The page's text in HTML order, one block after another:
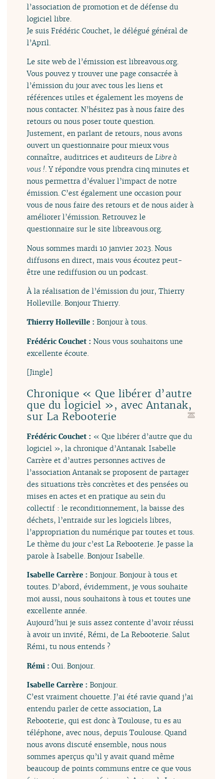
l’association de promotion et de défense du
logiciel libre.
Je suis Frédéric Couchet, le délégué général de
l’April.
Le site web de l’émission est libreavous.org.
Vous pouvez y trouver une page consacrée à
l’émission du jour avec tous les liens et
références utiles et également les moyens de
nous contacter. N’hésitez pas à nous faire des
retours ou nous poser toute question.
Justement, en parlant de retours, nous avons
ouvert un questionnaire pour mieux vous
connaître, auditrices et auditeurs deLibre à
vous !. Y répondre vous prendra cinq minutes et
nous permettra d’évaluer l’impact de notre
émission. C’est également une occasion pour
vous de nous faire des retours et de nous aider à
améliorer l’émission. Retrouvez le
questionnaire sur le site libreavous.org.
Nous sommes mardi 10 janvier 2023. Nous
diffusons en direct, mais vous écoutez peut-
être une rediffusion ou un podcast.
À la réalisation de l’émission du jour, Thierry
Holleville. Bonjour Thierry.
Thierry Holleville :Bonjour à tous.
Frédéric Couchet :Nous vous souhaitons une
excellente écoute.
[Jingle]
Chronique « Que libérer d’autre
que du logiciel », avec Antanak,
sur La Rebooterie
Frédéric Couchet : « Que libérer d’autre que du
logiciel », la chronique d’Antanak. Isabelle
Carrère et d’autres personnes actives de
l’association Antanak se proposent de partager
des situations très concrètes et des pensées ou
mises en actes et en pratique au sein du
collectif : le reconditionnement, la baisse des
déchets, l’entraide sur les logiciels libres,
l’appropriation du numérique par toutes et tous.
Le thème du jour c’est La Rebooterie. Je passe la
parole à Isabelle. Bonjour Isabelle.
Isabelle Carrère :Bonjour. Bonjour à tous et
toutes. D’abord, évidemment, je vous souhaite
moi aussi, nous souhaitons à tous et toutes une
excellente année.
Aujourd’hui je suis assez contente d’avoir réussi
à avoir un invité, Rémi, de La Rebooterie. Salut
Rémi, tu nous entends ?
Rémi :Oui. Bonjour.
Isabelle Carrère :Bonjour.
C’est vraiment chouette. J’ai été ravie quand j’ai
entendu parler de cette association, La
Rebooterie, qui est donc à Toulouse, tu es au
téléphone, avec nous, depuis Toulouse. Quand
nous avons discuté ensemble, nous nous
sommes aperçus qu’il y avait quand même
beaucoup de points communs entre ce que vous